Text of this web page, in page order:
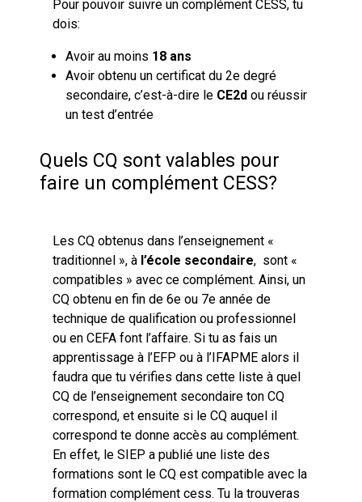
Pour pouvoir suivre un complément CESS, tu
dois:
Avoir au moins 18 ans
Avoir obtenu un certificat du 2e degré
secondaire, c’est-à-dire le CE2d ou réussir
un test d’entrée
Quels CQ sont valables pour
faire un complément CESS?
Les CQ obtenus dans l’enseignement «
traditionnel », à l’école secondaire, sont «
compatibles » avec ce complément. Ainsi, un
CQ obtenu en fin de 6e ou 7e année de
technique de qualification ou professionnel
ou en CEFA font l’affaire. Si tu as fais un
apprentissage à l’EFP ou à l’IFAPME alors il
faudra que tu vérifies dans cette liste à quel
CQ de l’enseignement secondaire ton CQ
correspond, et ensuite si le CQ auquel il
correspond te donne accès au complément.
En effet, le SIEP a publié une liste des
formations sont le CQ est compatible avec la
formation complément cess. Tu la trouveras